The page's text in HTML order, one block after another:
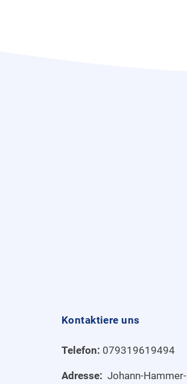
Kontaktiere uns
Telefon: 079319619494
Adresse: Johann-Hammer-